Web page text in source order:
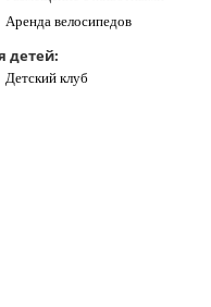
Аренда велосипедов
детей:
Детский клуб